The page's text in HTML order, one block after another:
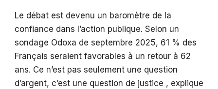
Le débat est devenu un baromètre de la
confiance dans l’action publique. Selon un
sondage Odoxa de septembre 2025, 61 % des
Français seraient favorables à un retour à 62
ans. Ce n’est pas seulement une question
d’argent, c’est une question de justice , explique